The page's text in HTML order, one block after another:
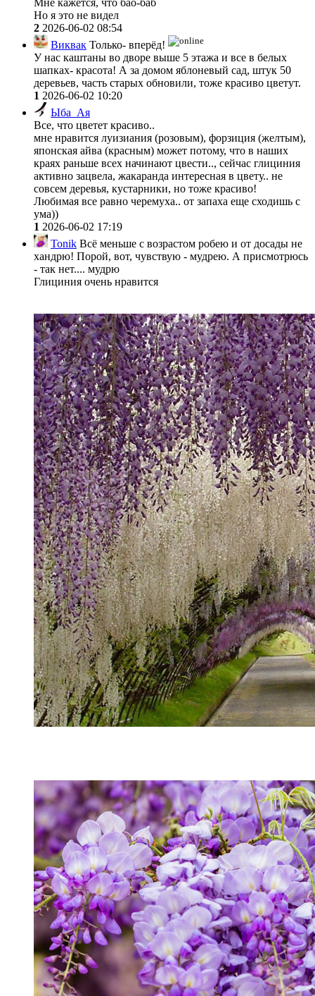
Но я это не видел
2 2026-06-02 08:54
Виквак Только- вперёд!
У нас каштаны во дворе выше 5 этажа и все в белых
шапках- красота! А за домом яблоневый сад, штук 50
деревьев, часть старых обновили, тоже красиво цветут.
1 2026-06-02 10:20
Ыба_Ая
Все, что цветет красиво..
мне нравится луизиания (розовым), форзиция (желтым),
японская айва (красным) может потому, что в наших
краях раньше всех начинают цвести.., сейчас глициния
активно зацвела, жакаранда интересная в цвету.. не
совсем деревья, кустарники, но тоже красиво!
Любимая все равно черемуха.. от запаха еще сходишь с
ума))
1 2026-06-02 17:19
Tonik Всё меньше с возрастом робею и от досады не
хандрю! Порой, вот, чувствую - мудрею. А присмотрюсь
- так нет.... мудрю
Глициния очень нравится